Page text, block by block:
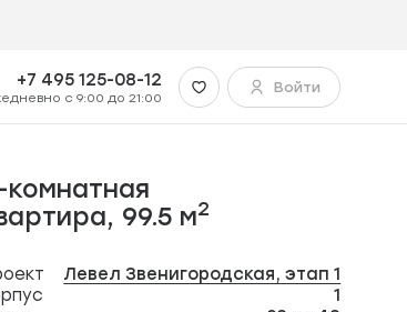
+7 495 125-08-12
с 9:00 до 21:00
Войти
комнатная
99.5 м2
Левел Звенигородская, этап 1
1